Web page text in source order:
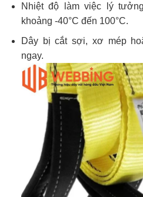
Nhiệt độ làm việc lý
khoảng -40°C đến 100°C.
Dây bị cắt sợi, xơ mép
ngay.